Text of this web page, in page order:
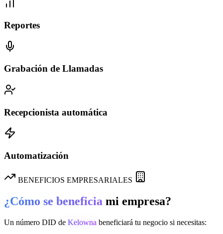
Reportes
Grabación de Llamadas
Recepcionista automática
Automatización
BENEFICIOS EMPRESARIALES
¿Cómo se beneficia mi empresa?
Un número DID de Kelowna beneficiará tu negocio si necesitas: